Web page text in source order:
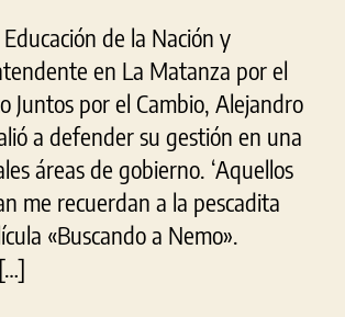
de la Nación y
en La Matanza por el
Juntos por el Cambio, Alejandro
a defender su gestión en una
áreas de gobierno. ‘Aquellos
me recuerdan a la pescadita
«Buscando a Nemo».